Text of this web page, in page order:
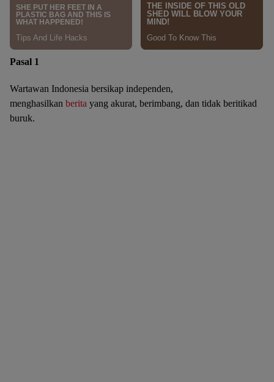
Pasal 1
Wartawan Indonesia bersikap independen,
menghasilkan berita yang akurat, berimbang, dan tidak beritikad
buruk.